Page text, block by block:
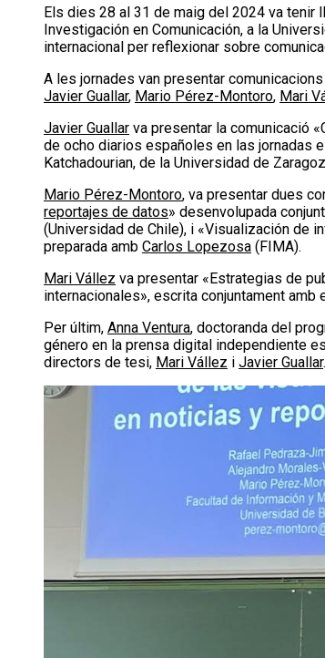
Els dies 28 al 31 de maig del 2024 va tenir
Investigación en Comunicación, a la
internacional per reflexionar sobre
A les jornades van presentar
Javier Guallar, Mario Pérez-Montoro, Mari
Javier Guallar va presentar la comunicació
de ocho diarios españoles en las jornadas
Katchadourian, de la Universidad de
Mario Pérez-Montoro, va presentar dues
reportajes de datos» desenvolupada
(Universidad de Chile), i «Visualización de
preparada amb Carlos Lopezosa (FIMA).
Mari Vállez va presentar «Estrategias de
internacionales», escrita conjuntament
Per últim, Anna Ventura, doctoranda del
género en la prensa digital independiente
directors de tesi, Mari Vállez i Javier Guallar.